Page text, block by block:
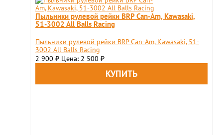
Пыльники рулевой рейки BRP Can-Am, Kawasaki,
51-3002 All Balls Racing
Пыльники рулевой рейки BRP Can-Am, Kawasaki, 51-
3002 All Balls Racing
2 900 ₽ Цена: 2 500 ₽